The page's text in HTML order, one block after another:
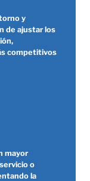
y
de ajustar los
competitivos
mayor
o
la